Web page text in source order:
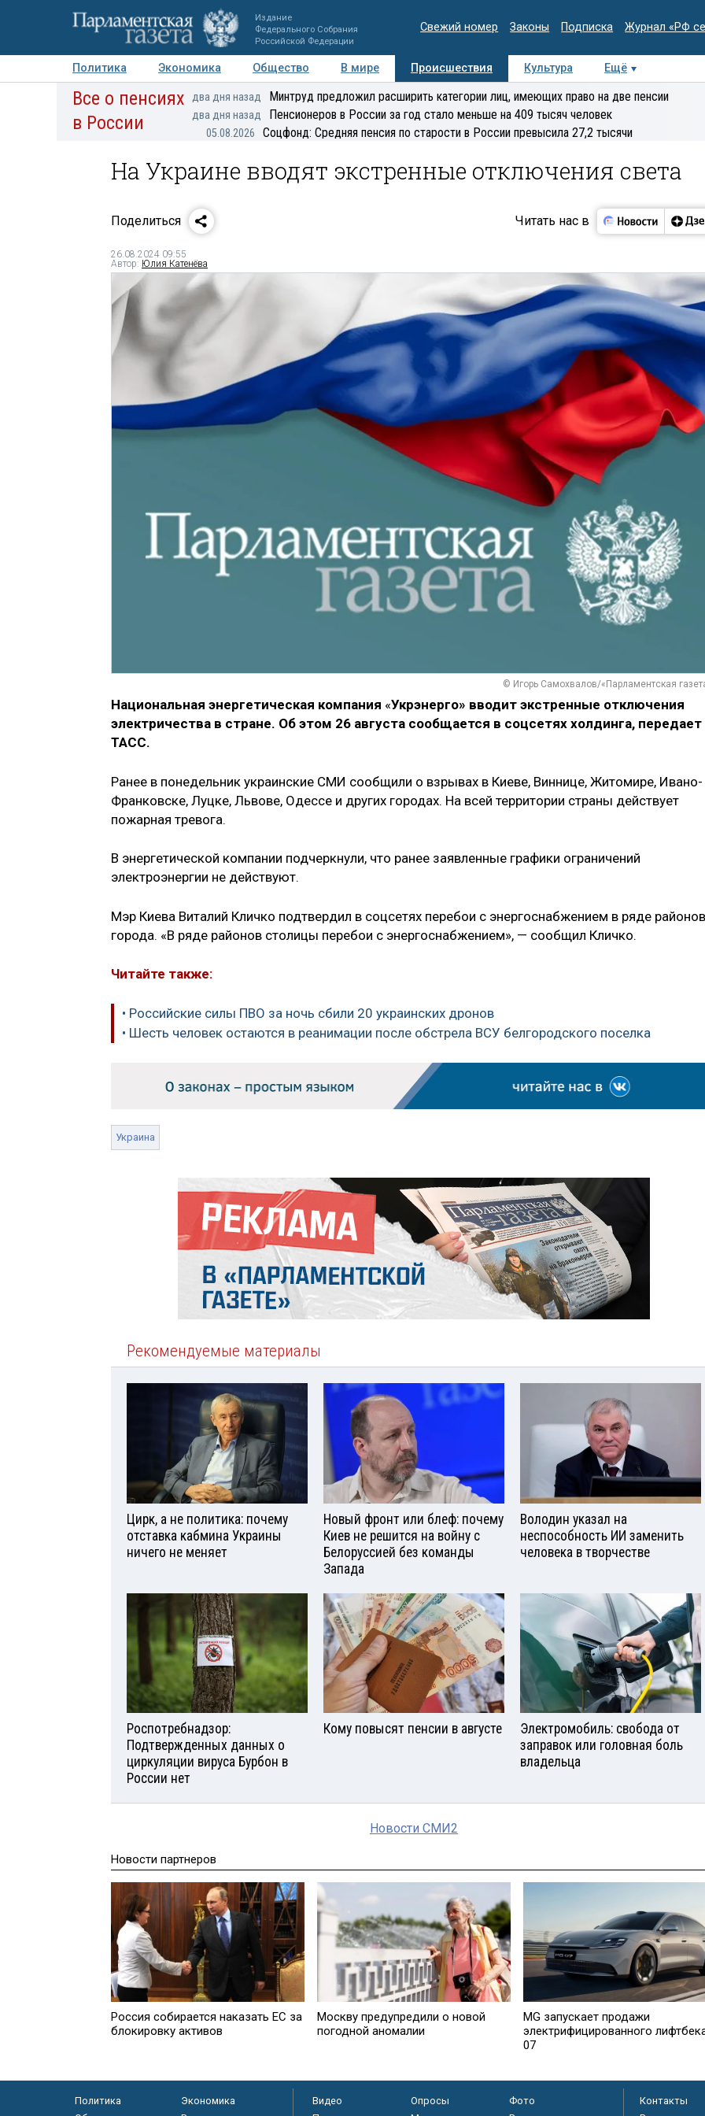
Издание
Федерального Собрания
Российской Федерации
Свежий номер Законы Подписка Журнал «РФ
Политика Экономика Общество В мире Происшествия Культура
Ещё
Авторы Персоны Мнения Регионы Медиацентр Интервью Колумнисты
Все о пенсиях
в России
два дня назад Минтруд предложил расширить категории лиц, имеющих право на две пенсии
два дня назад Пенсионеров в России за год стало меньше на 409 тысяч человек
05.08.2026 Соцфонд: Средняя пенсия по старости в России превысила 27,2 тысячи
На Украине вводят экстренные отключения света
Поделиться Читать нас в
26.08.2024 09:55
Автор: Юлия Катенёва
© Игорь Самохвалов/«Парламентская
Национальная энергетическая компания «Укрэнерго» вводит экстренные отключения
электричества в стране. Об этом 26 августа сообщается в соцсетях холдинга, передает
ТАСС.
Ранее в понедельник украинские СМИ сообщили о взрывах в Киеве, Виннице, Житомире, Ивано-
Франковске, Луцке, Львове, Одессе и других городах. На всей территории страны действует
пожарная тревога.
В энергетической компании подчеркнули, что ранее заявленные графики ограничений
электроэнергии не действуют.
Мэр Киева Виталий Кличко подтвердил в соцсетях перебои с энергоснабжением в ряде районов
города. «В ряде районов столицы перебои с энергоснабжением», — сообщил Кличко.
Читайте также:
• Российские силы ПВО за ночь сбили 20 украинских дронов
• Шесть человек остаются в реанимации после обстрела ВСУ белгородского поселка
Украина
Рекомендуемые материалы
Цирк, а не политика: почему
отставка кабмина Украины
ничего не меняет
Новый фронт или блеф: почему
Киев не решится на войну с
Белоруссией без команды
Запада
Володин указал на
неспособность ИИ заменить
человека в творчестве
Роспотребнадзор:
Подтвержденных данных о
циркуляции вируса Бурбон в
России нет
Кому повысят пенсии в августе
Электромобиль: свобода от
заправок или головная боль
владельца
Новости СМИ2
Новости партнеров
Россия собирается наказать EC за
блокировку активов
Москву предупредили о новой
погодной аномалии
MG запускает продажи
электрифицированного
07
Политика
Экономика
Видео Опросы
Фото
Контакты